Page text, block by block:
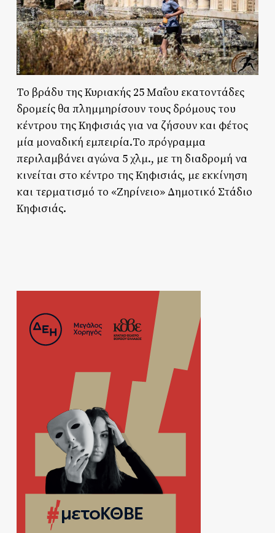
Το βράδυ της Κυριακής 25 Μαΐου εκατοντάδες
δρομείς θα πλημμηρίσουν τους δρόμους του
κέντρου της Κηφισιάς για να ζήσουν και φέτος
μία μοναδική εμπειρία.Το πρόγραμμα
περιλαμβάνει αγώνα 5 χλμ., με τη διαδρομή να
κινείται στο κέντρο της Κηφισιάς, με εκκίνηση
και τερματισμό το «Ζηρίνειο» Δημοτικό Στάδιο
Κηφισιάς.